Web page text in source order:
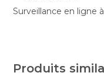
Surveillance en ligne
Produits